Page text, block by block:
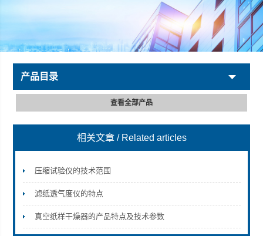
山东安尼麦特仪器有限公司
产品目录
查看全部产品
相关文章 / Related articles
压缩试验仪的技术范围
滤纸透气度仪的特点
真空纸样干燥器的产品特点及技术参数